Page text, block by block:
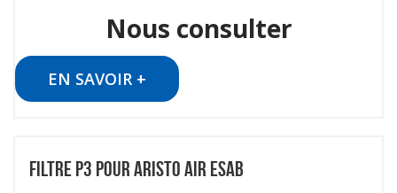
Nous consulter
EN SAVOIR +
FILTRE P3 POUR ARISTO AIR ESAB